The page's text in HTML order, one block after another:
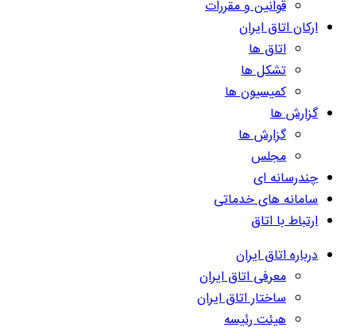
قوانین و مقررات
ارکان اتاق ایران
اتاق ها
تشکل ها
کمیسیون ها
گزارش ها
گزارش ها
مجلس
چندرسانه ای
سامانه های خدماتی
ارتباط با اتاق
درباره اتاق ایران
معرفی اتاق ایران
ساختار اتاق ایران
هیئت رئیسه